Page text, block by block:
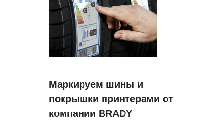
Маркируем шины и
покрышки принтерами от
компании BRADY